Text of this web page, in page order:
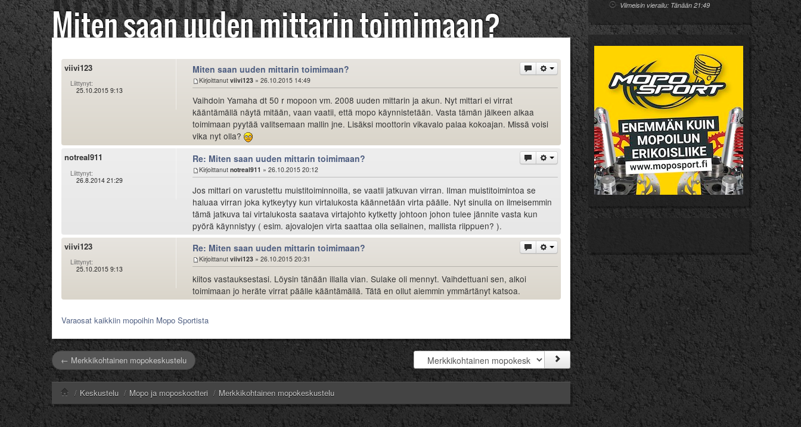
Miten saan uuden mittarin toimimaan?
viivi123
Liittynyt:
25.10.2015 9:13
Miten saan uuden mittarin toimimaan?
Kirjoittanut viivi123» 26.10.2015 14:49
Vaihdoin Yamaha dt 50 r mopoon vm. 2008 uuden mittarin ja akun. Nyt mittari ei virrat
kääntämällä näytä mitään, vaan vaatii, että mopo käynnistetään. Vasta tämän jälkeen alkaa
toimimaan pyytää valitsemaan mallin jne. Lisäksi moottorin vikavalo palaa kokoajan. Missä voisi
vika nyt olla?
notreal911
Liittynyt:
26.8.2014 21:29
Re: Miten saan uuden mittarin toimimaan?
Kirjoittanut notreal911 » 26.10.2015 20:12
Jos mittari on varustettu muistitoiminnoilla, se vaatii jatkuvan virran. Ilman muistitoimintoa se
haluaa virran joka kytkeytyy kun virtalukosta käännetään virta päälle. Nyt sinulla on ilmeisemmin
tämä jatkuva tai virtalukosta saatava virtajohto kytketty johtoon johon tulee jännite vasta kun
pyörä käynnistyy ( esim. ajovalojen virta saattaa olla sellainen, mallista riippuen? ).
viivi123
Liittynyt:
25.10.2015 9:13
Re: Miten saan uuden mittarin toimimaan?
Kirjoittanut viivi123» 26.10.2015 20:31
kiitos vastauksestasi. Löysin tänään illalla vian. Sulake oli mennyt. Vaihdettuani sen, alkoi
toimimaan jo heräte virrat päälle kääntämällä. Tätä en ollut aiemmin ymmärtänyt katsoa.
Varaosat kaikkiin mopoihin Mopo Sportista
← Merkkikohtainen mopokeskustelu
/ Keskustelu / Mopo ja moposkootteri / Merkkikohtainen mopokeskustelu
Viimeisin vierailu: Tänään 21:49